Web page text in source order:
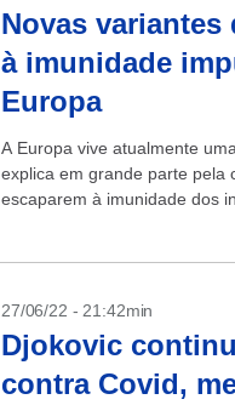
Novas variantes
à imunidade
Europa
A Europa vive atualmente
explica em grande parte pela
escaparem à imunidade dos
27/06/22 - 21:42min
Djokovic
contra Covid,